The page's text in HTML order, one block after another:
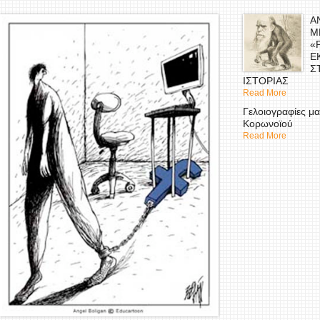
ΙΣΤΟΡΙΑΣ
Read More
Γελοιογραφίες
Κορωνοϊού
Read More